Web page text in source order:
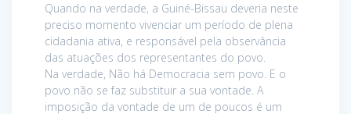
Quando na verdade, a Guiné-Bissau deveria neste
preciso momento vivenciar um período de plena
cidadania ativa, e responsável pela observância
das atuações dos representantes do povo.
Na verdade, Não há Democracia sem povo. E o
povo não se faz substituir a sua vontade. A
imposição da vontade de um de poucos é um